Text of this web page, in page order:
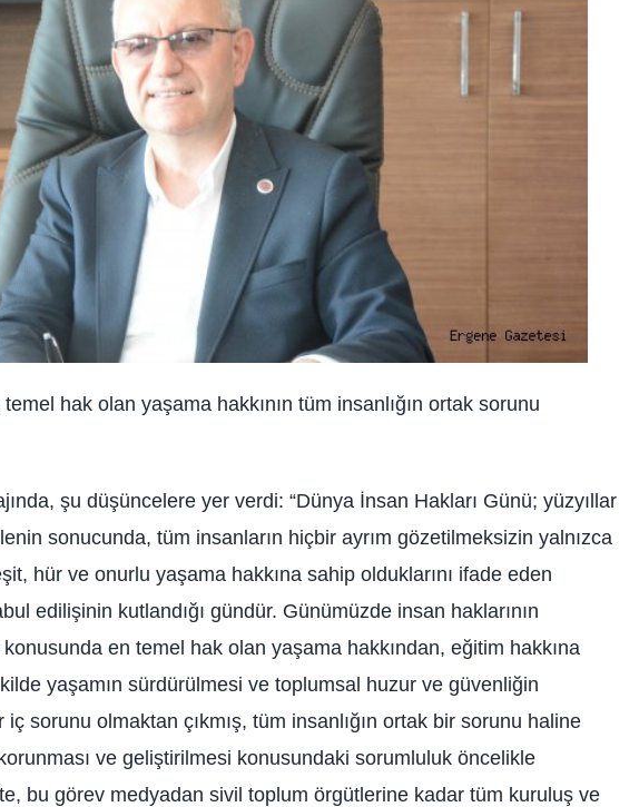
hak olan yaşama hakkının tüm insanlığın ortak sorunu
şu düşüncelere yer verdi: “Dünya İnsan Hakları Günü; yüzyıllar
sonucunda, tüm insanların hiçbir ayrım gözetilmeksizin yalnızca
hür ve onurlu yaşama hakkına sahip olduklarını ifade eden
edilişinin kutlandığı gündür. Günümüzde insan haklarının
en temel hak olan yaşama hakkından, eğitim hakkına
yaşamın sürdürülmesi ve toplumsal huzur ve güvenliğin
sorunu olmaktan çıkmış, tüm insanlığın ortak bir sorunu haline
ve geliştirilmesi konusundaki sorumluluk öncelikle
bu görev medyadan sivil toplum örgütlerine kadar tüm kuruluş ve